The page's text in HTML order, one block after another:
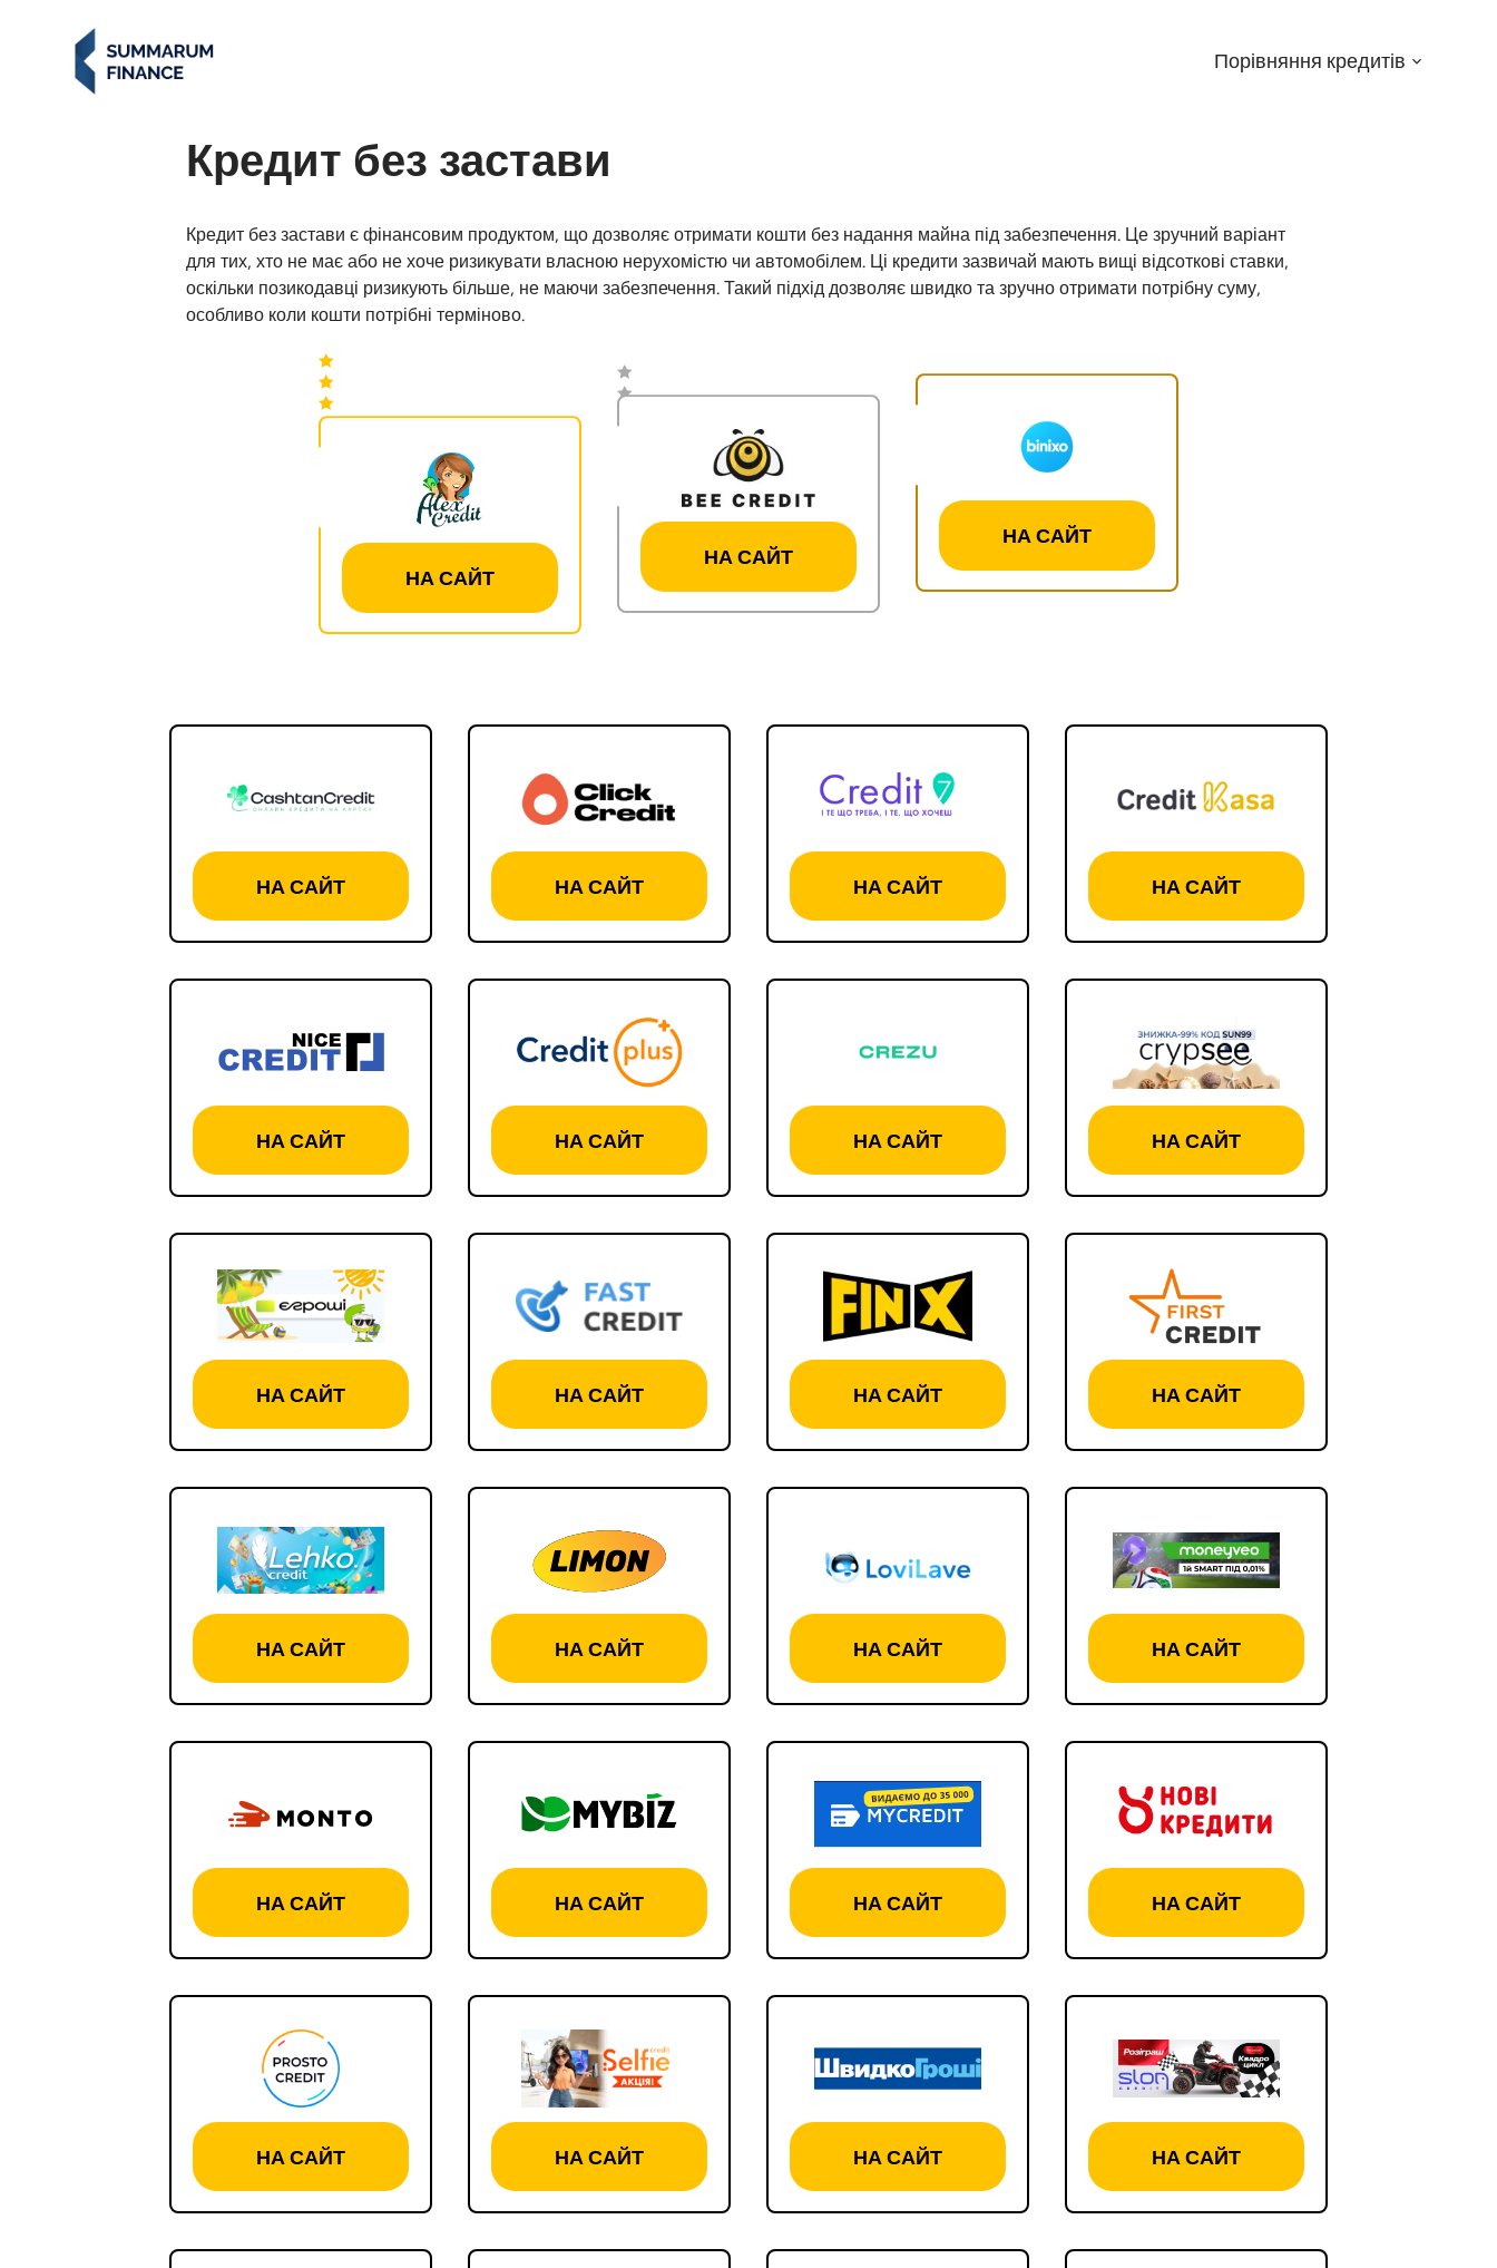
Порівняння кредитів
Кредит без застави
Кредит без застави є фінансовим продуктом, що дозволяє отримати кошти без надання майна під забезпечення. Це зручний варіант
для тих, хто не має або не хоче ризикувати власною нерухомістю чи автомобілем. Ці кредити зазвичай мають вищі відсоткові ставки,
оскільки позикодавці ризикують більше, не маючи забезпечення. Такий підхід дозволяє швидко та зручно отримати потрібну суму,
особливо коли кошти потрібні терміново.
НА САЙТ
НА САЙТ
НА САЙТ
НА САЙТ НА САЙТ НА САЙТ НА САЙТ
НА САЙТ НА САЙТ НА САЙТ НА САЙТ
НА САЙТ НА САЙТ НА САЙТ НА САЙТ
НА САЙТ НА САЙТ НА САЙТ НА САЙТ
НА САЙТ НА САЙТ НА САЙТ НА САЙТ
НА САЙТ НА САЙТ НА САЙТ НА САЙТ